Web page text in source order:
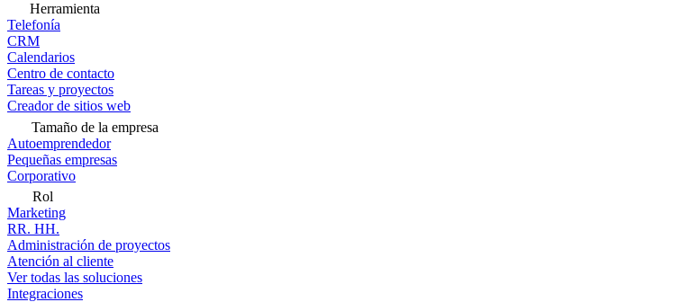
Herramienta
Telefonía
CRM
Calendarios
Centro de contacto
Tareas y proyectos
Creador de sitios web
Tamaño de la empresa
Autoemprendedor
Pequeñas empresas
Corporativo
Rol
Marketing
RR. HH.
Administración de proyectos
Atención al cliente
Ver todas las soluciones
Integraciones